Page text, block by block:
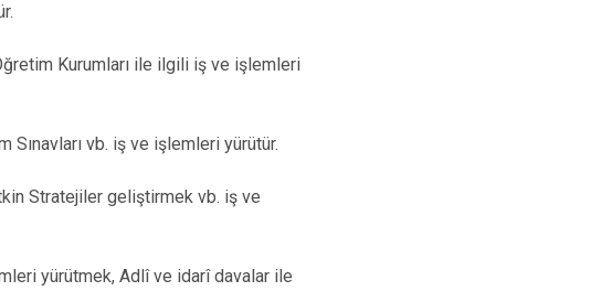
Kurumları ile ilgili iş ve işlemleri
Sınavları vb. iş ve işlemleri yürütür.
Stratejiler geliştirmek vb. iş ve
yürütmek, Adlî ve idarî davalar ile